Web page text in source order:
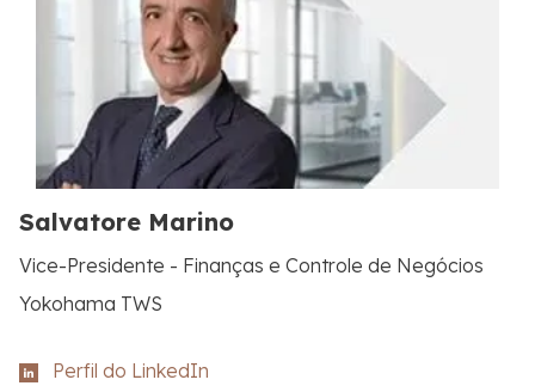
Salvatore Marino
Vice-Presidente - Finanças e Controle de Negócios
Yokohama TWS
Perfil do LinkedIn